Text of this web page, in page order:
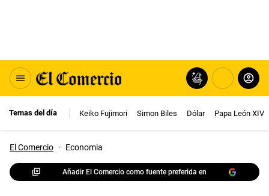
Temas del día Keiko Fujimori Simon Biles Dólar Papa León XIV
El Comercio · Economia
Añadir El Comercio como fuente preferida en